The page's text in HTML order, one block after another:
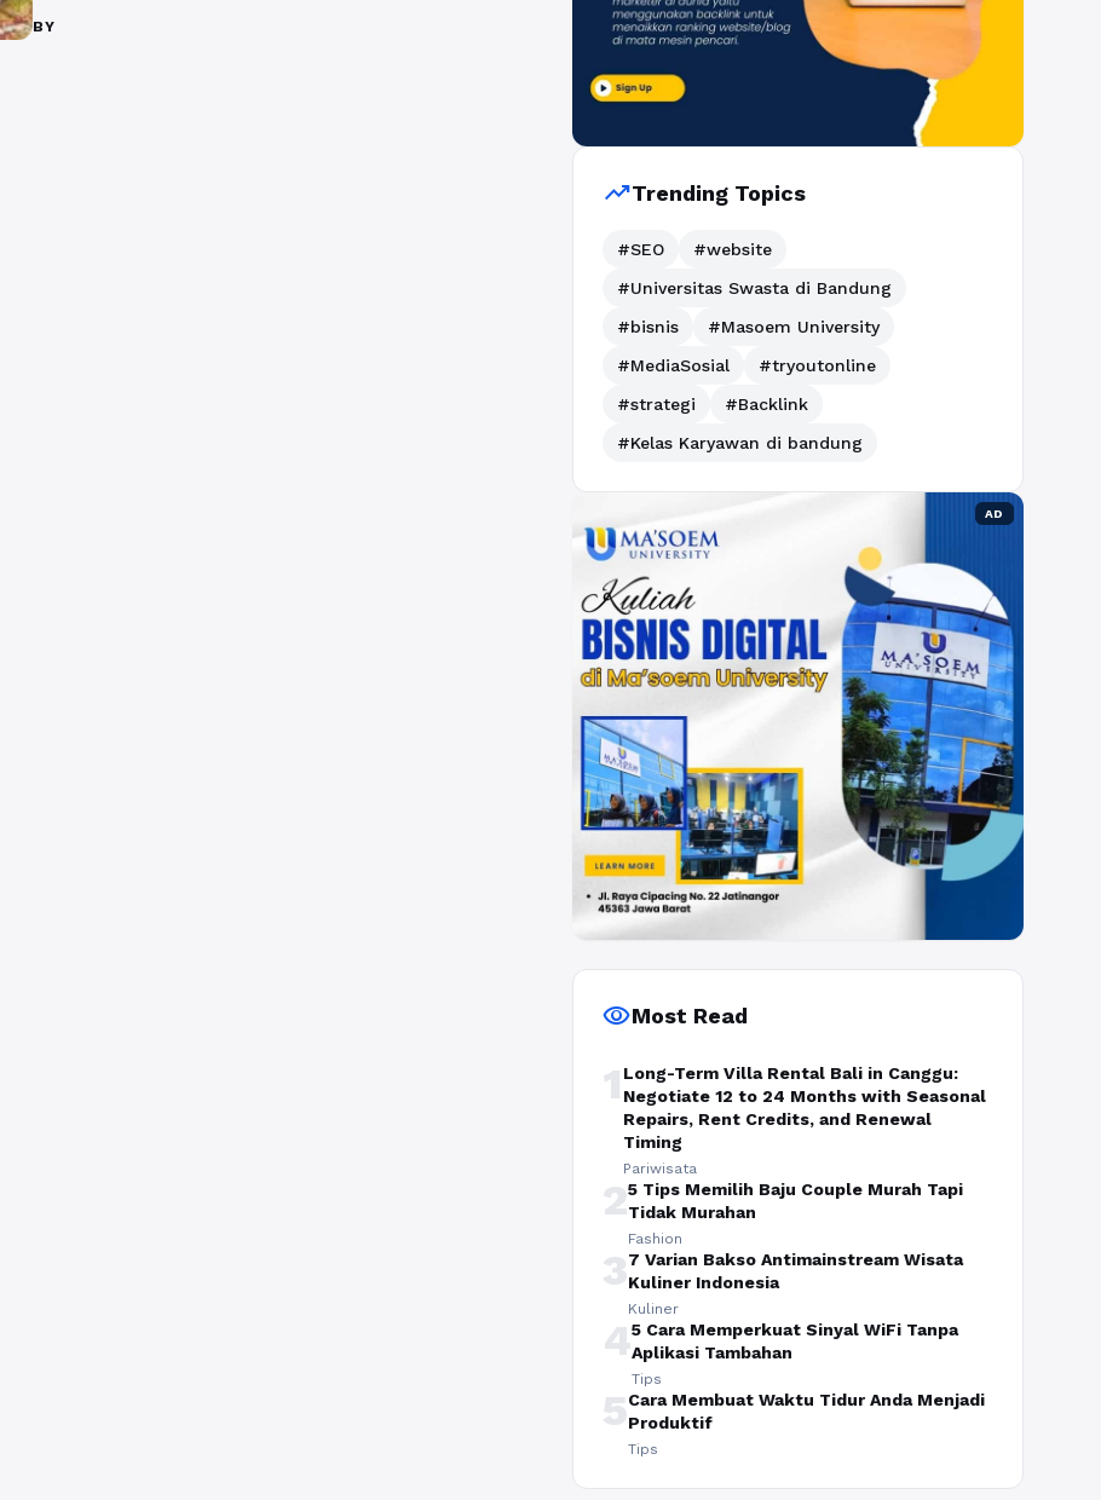
nikmat. Soto Banjar memiliki ciri khas berbeda
BY
trending_upTrending Topics
#SEO
#website
#Universitas Swasta di Bandung
#bisnis
#Masoem University
#MediaSosial
#tryoutonline
#strategi
#Backlink
#Kelas Karyawan di bandung
AD
visibilityMost Read
1 Long-Term Villa Rental Bali in Canggu:
Negotiate 12 to 24 Months with Seasonal
Repairs, Rent Credits, and Renewal
Timing
Pariwisata
25 Tips Memilih Baju Couple Murah Tapi
Tidak Murahan
Fashion
37 Varian Bakso Antimainstream Wisata
Kuliner Indonesia
Kuliner
45 Cara Memperkuat Sinyal WiFi Tanpa
Aplikasi Tambahan
Tips
5Cara Membuat Waktu Tidur Anda Menjadi
Produktif
Tips